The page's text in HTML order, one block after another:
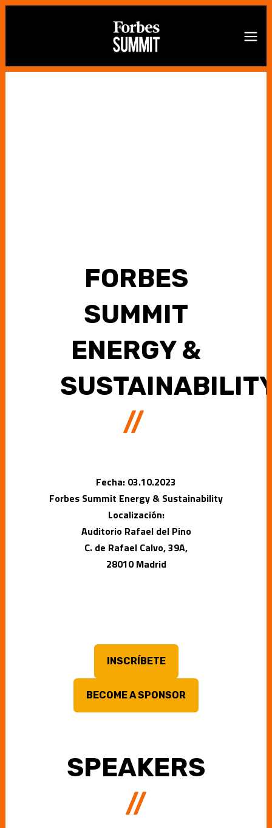
FORBES
SUMMIT
ENERGY &
//
Fecha: 03.10.2023
Forbes Summit Energy & Sustainability
Localización:
Auditorio Rafael del Pino
C. de Rafael Calvo, 39A,
28010 Madrid
INSCRÍBETE
BECOME A SPONSOR
SPEAKERS
//